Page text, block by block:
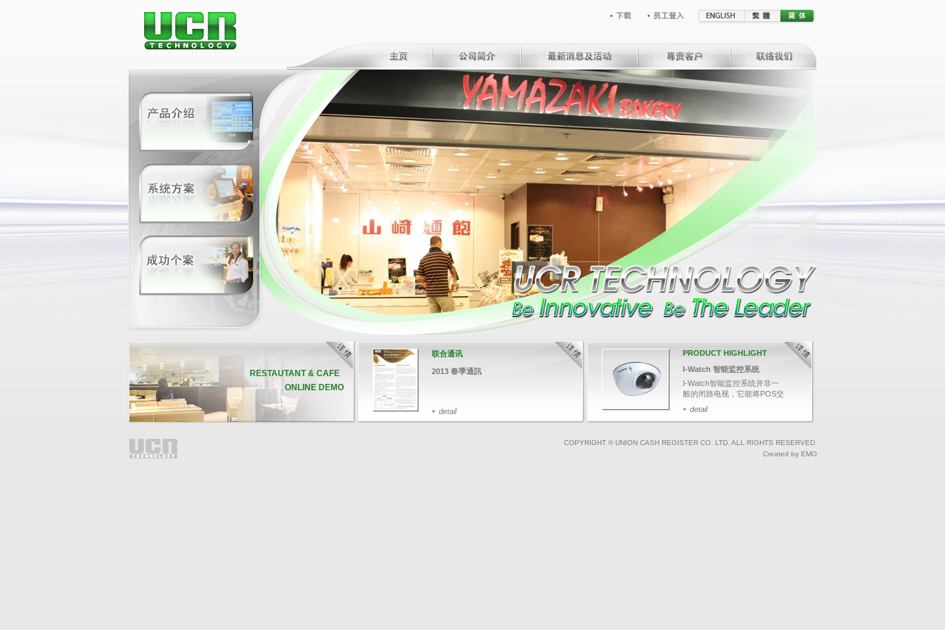
RESTAUTANT & CAFE
ONLINE DEMO
联合通讯
2013 春季通訊
detail
PRODUCT HIGHLIGHT
I-Watch 智能监控系统
I-Watch智能监控系统并非一
般的闭路电视，它能将POS交
入关键文字，如：项目名称、
整单取消、更改付款等，快速
上清楚显示POS交易数据，有
效针对可疑的交易，保障业务
detail
COPYRIGHT © UNION CASH REGISTER CO. LTD. ALL RIGHTS RESERVED.
Created by EMO